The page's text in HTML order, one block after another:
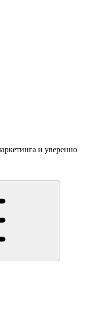
и уверенно